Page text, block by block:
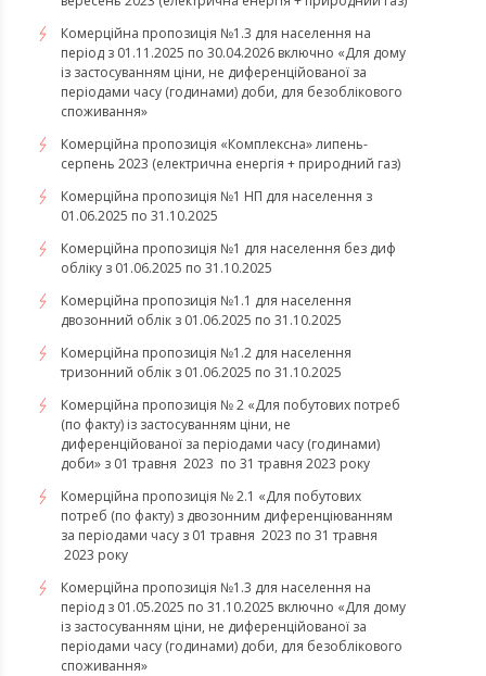
Комерційна пропозиція №1.3 для населення на
період з 01.11.2025 по 30.04.2026 включно «Для дому
із застосуванням ціни, не диференційованої за
періодами часу (годинами) доби, для безоблікового
споживання»
​​​​​​​Комерційна пропозиція «Комплексна» липень-
серпень 2023 (електрична енергія + природний газ)
Комерційна пропозиція №1 НП для населення з
01.06.2025 по 31.10.2025
Комерційна пропозиція №1 для населення без диф
обліку з 01.06.2025 по 31.10.2025
Комерційна пропозиція №1.1 для населення
двозонний облік з 01.06.2025 по 31.10.2025
Комерційна пропозиція №1.2 для населення
тризонний облік з 01.06.2025 по 31.10.2025
Комерційна пропозиція № 2 «Для побутових потреб
(по факту) із застосуванням ціни, не
диференційованої за періодами часу (годинами)
доби» з 01 травня 2023 по 31 травня 2023 року
Комерційна пропозиція № 2.1 «Для побутових
потреб (по факту) з двозонним диференціюванням
за періодами часу з 01 травня 2023 по 31 травня
2023 року
Комерційна пропозиція №1.3 для населення на
період з 01.05.2025 по 31.10.2025 включно «Для дому
із застосуванням ціни, не диференційованої за
періодами часу (годинами) доби, для безоблікового
споживання»